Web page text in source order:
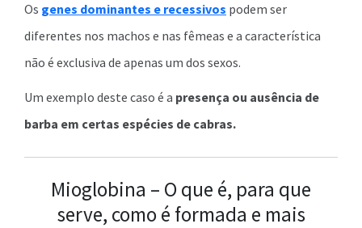
Os genes dominantes e recessivos podem ser
diferentes nos machos e nas fêmeas e a característica
não é exclusiva de apenas um dos sexos.
Um exemplo deste caso é a presença ou ausência de
barba em certas espécies de cabras.
Mioglobina – O que é, para que
serve, como é formada e mais